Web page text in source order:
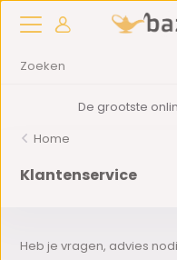
De grootste
Home
Klantenservice
Heb je vragen, advies